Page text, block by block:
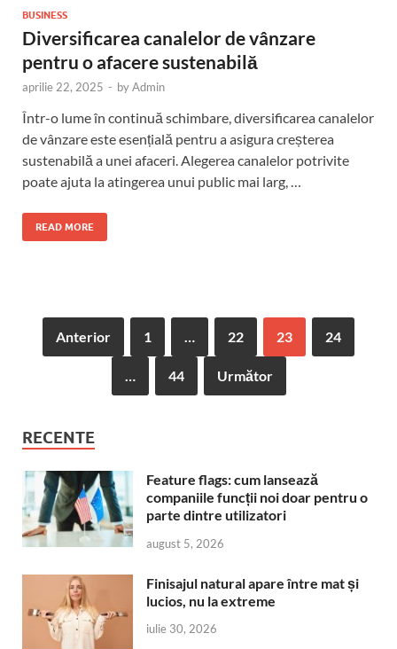
BUSINESS
Diversificarea canalelor de vânzare
pentru o afacere sustenabilă
aprilie 22, 2025 - byAdmin
Într-o lume în continuă schimbare, diversificarea canalelor
de vânzare este esențială pentru a asigura creșterea
sustenabilă a unei afaceri. Alegerea canalelor potrivite
poate ajuta la atingerea unui public mai larg, …
READ MORE
Anterior 1 22 23 24
44 Următor
RECENTE
Feature flags: cum lansează
companiile funcții noi doar pentru o
parte dintre utilizatori
august 5, 2026
Finisajul natural apare între mat și
lucios, nu la extreme
iulie 30, 2026